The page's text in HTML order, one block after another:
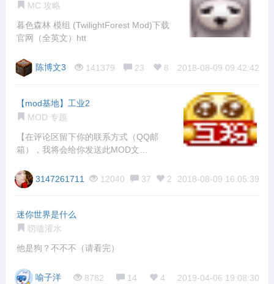
MC 攻略
暮色森林 模组 (TwilightForest Mod)下载
官网（全英文）htt
陈博文3 141379 23 8 2018-08-09 09:42:42
【mod基地】工业2
MOD 专题
【在评论区留下你的联系方式（QQ邮
箱），我将会给你发送此MOD文
3147261711
12040 37 2 2018-08-09 16:05:39
迷你世界是什么
唠嗑灌水
他是狗？不不不（请看完）
喻子洋 8782 14 4 2019-04-06 19:08:30